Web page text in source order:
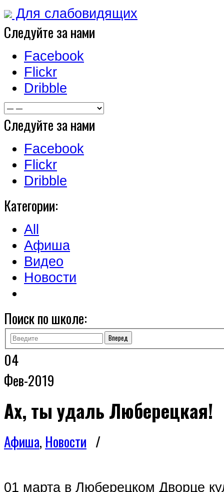
Для слабовидящих
Следуйте за нами
Facebook
Flickr
Dribble
Следуйте за нами
Facebook
Flickr
Dribble
Категории:
All
Афиша
Видео
Новости
Поиск по школе:
04
Фев-2019
Ах, ты удаль Люберецкая!
Афиша, Новости /
01 марта в Люберецком Дворце